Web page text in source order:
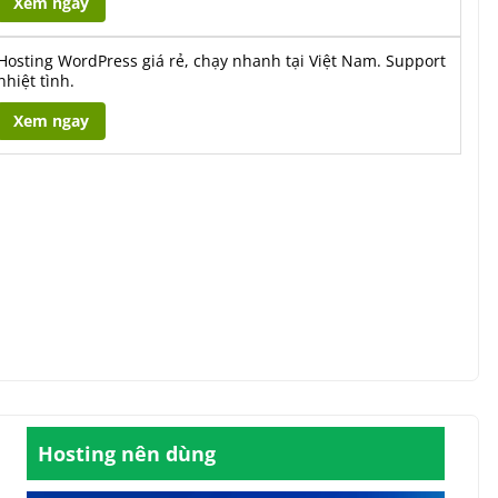
WordPress giá rẻ, chạy nhanh tại Việt Nam. Support
tình.
Xem ngay
Hosting nên dùng